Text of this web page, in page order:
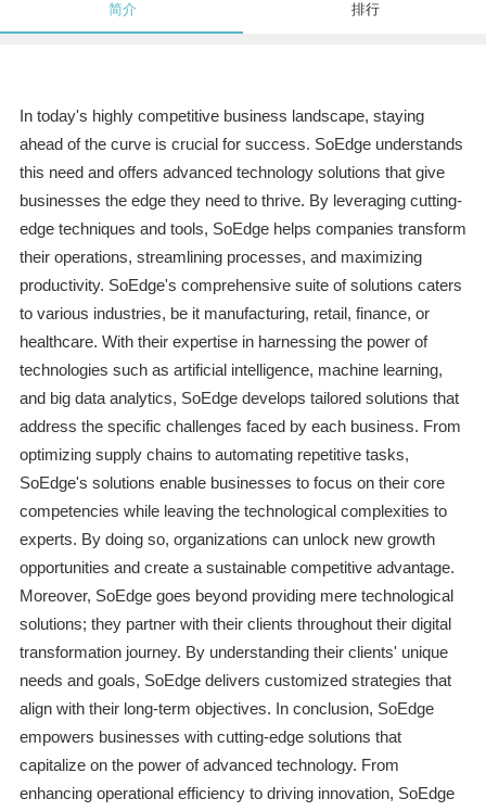
简介 排行
In today's highly competitive business landscape, staying
ahead of the curve is crucial for success. SoEdge understands
this need and offers advanced technology solutions that give
businesses the edge they need to thrive. By leveraging cutting-
edge techniques and tools, SoEdge helps companies transform
their operations, streamlining processes, and maximizing
productivity. SoEdge's comprehensive suite of solutions caters
to various industries, be it manufacturing, retail, finance, or
healthcare. With their expertise in harnessing the power of
technologies such as artificial intelligence, machine learning,
and big data analytics, SoEdge develops tailored solutions that
address the specific challenges faced by each business. From
optimizing supply chains to automating repetitive tasks,
SoEdge's solutions enable businesses to focus on their core
competencies while leaving the technological complexities to
experts. By doing so, organizations can unlock new growth
opportunities and create a sustainable competitive advantage.
Moreover, SoEdge goes beyond providing mere technological
solutions; they partner with their clients throughout their digital
transformation journey. By understanding their clients' unique
needs and goals, SoEdge delivers customized strategies that
align with their long-term objectives. In conclusion, SoEdge
empowers businesses with cutting-edge solutions that
capitalize on the power of advanced technology. From
enhancing operational efficiency to driving innovation, SoEdge